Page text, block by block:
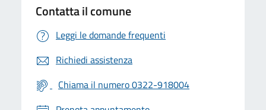
Contatta il comune
Leggi le domande frequenti
Richiedi assistenza
Chiama il numero 0322-918004